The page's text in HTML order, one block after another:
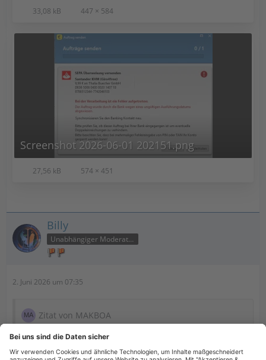
33,08 kB 447 × 584
Screenshot 2026-06-01 202151.png
27,56 kB 574 × 451
Billy
Unabhängiger Moderator
2. Juni 2026 um 07:35
Zitat von MAKBOA
Nee, eine ganz normale SEPA-Überweisung.